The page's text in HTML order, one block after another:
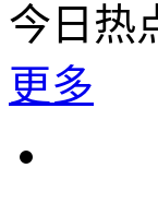
今日热
更多